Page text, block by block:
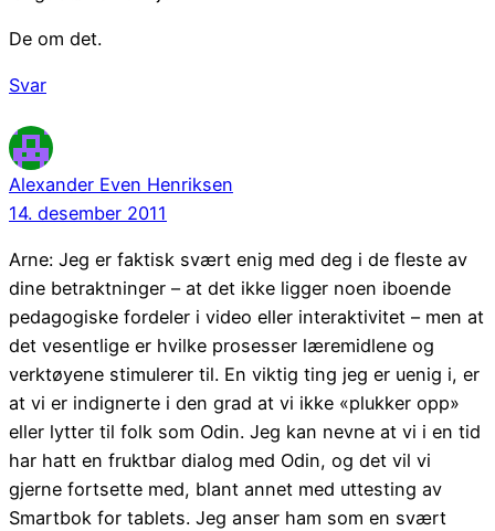
De om det.
Svar
Alexander Even Henriksen
14. desember 2011
Arne: Jeg er faktisk svært enig med deg i de fleste av
dine betraktninger – at det ikke ligger noen iboende
pedagogiske fordeler i video eller interaktivitet – men at
det vesentlige er hvilke prosesser læremidlene og
verktøyene stimulerer til. En viktig ting jeg er uenig i, er
at vi er indignerte i den grad at vi ikke «plukker opp»
eller lytter til folk som Odin. Jeg kan nevne at vi i en tid
har hatt en fruktbar dialog med Odin, og det vil vi
gjerne fortsette med, blant annet med uttesting av
Smartbok for tablets. Jeg anser ham som en svært